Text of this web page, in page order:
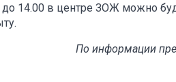
до 14.00 в центре ЗОЖ можно
По информации